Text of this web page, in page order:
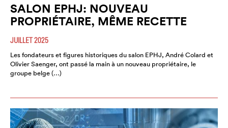
SALON EPHJ: NOUVEAU
PROPRIÉTAIRE, MÊME RECETTE
JUILLET 2025
Les fondateurs et figures historiques du salon EPHJ, André Colard et
Olivier Saenger, ont passé la main à un nouveau propriétaire, le
groupe belge (…)